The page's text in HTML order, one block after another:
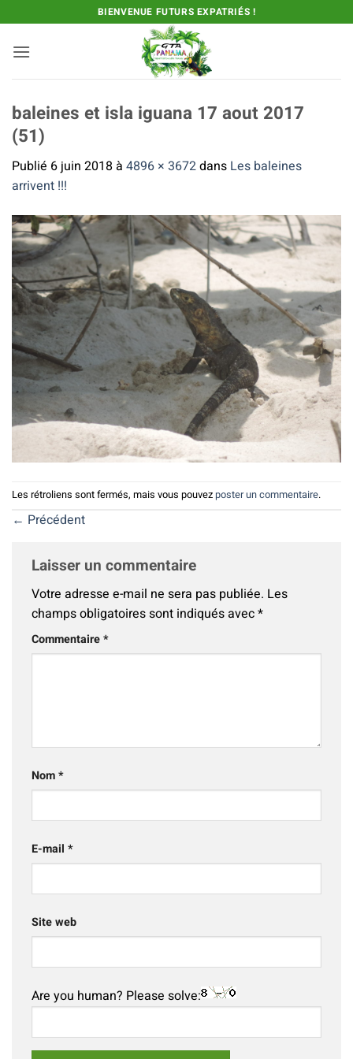
au
contenu
BIENVENUE FUTURS EXPATRIÉS !
baleines et isla iguana 17 aout 2017
(51)
Publié 6 juin 2018 à 4896 × 3672dans Les baleines
arrivent !!!
Les rétroliens sont fermés, mais vous pouvezposter un commentaire.
← Précédent
Laisser un commentaire
Votre adresse e-mail ne sera pas publiée. Les
champs obligatoires sont indiqués avec*
Commentaire*
Nom*
E-mail *
Site web
Are you human? Please solve: